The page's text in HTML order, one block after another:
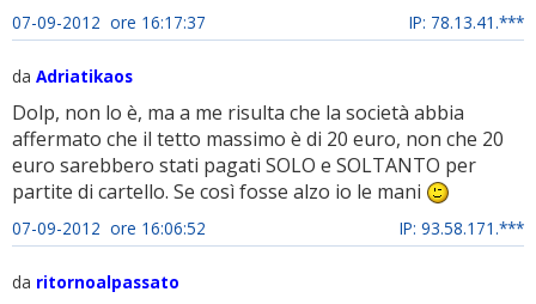
07-09-2012 ore 16:17:37 IP: 78.13.41.***
da Adriatikaos
Dolp, non lo è, ma a me risulta che la società abbia
affermato che il tetto massimo è di 20 euro, non che 20
euro sarebbero stati pagati SOLO e SOLTANTO per
partite di cartello. Se così fosse alzo io le mani
07-09-2012 ore 16:06:52 IP: 93.58.171.***
da ritornoalpassato